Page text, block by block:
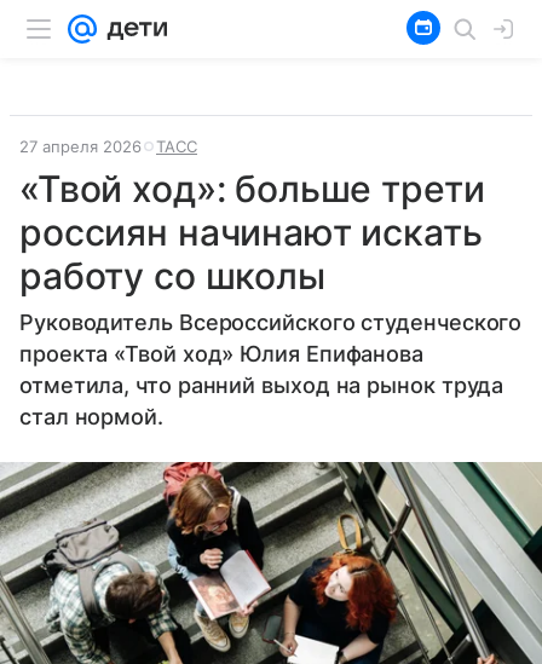
27 апреля 2026 ТАСС
«Твой ход»: больше трети
россиян начинают искать
работу со школы
Руководитель Всероссийского студенческого
проекта «Твой ход» Юлия Епифанова
отметила, что ранний выход на рынок труда
стал нормой.